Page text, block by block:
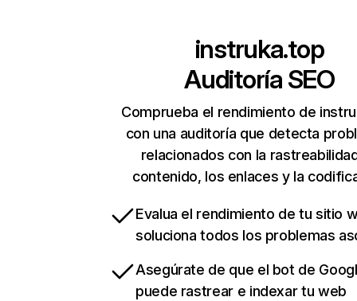
instruka.top
Auditoría SEO
Comprueba el rendimiento de
con una auditoría que detecta
relacionados con la
contenido, los enlaces y la
Evalua el rendimiento de tu sitio
soluciona todos los problemas
Asegúrate de que el bot de
puede rastrear e indexar tu web